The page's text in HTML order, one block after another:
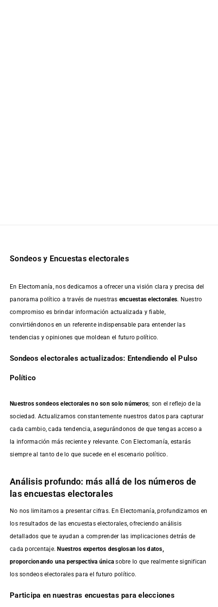
Sondeos y Encuestas electorales
En Electomanía, nos dedicamos a ofrecer una visión clara y precisa del
panorama político a través de nuestras encuestas electorales. Nuestro
compromiso es brindar información actualizada y fiable,
convirtiéndonos en un referente indispensable para entender las
tendencias y opiniones que moldean el futuro político.
Sondeos electorales actualizados: Entendiendo el Pulso
Político
Nuestros sondeos electorales no son solo números; son el reflejo de la
sociedad. Actualizamos constantemente nuestros datos para capturar
cada cambio, cada tendencia, asegurándonos de que tengas acceso a
la información más reciente y relevante. Con Electomanía, estarás
siempre al tanto de lo que sucede en el escenario político.
Análisis profundo: más allá de los números de
las encuestas electorales
No nos limitamos a presentar cifras. En Electomanía, profundizamos en
los resultados de las encuestas electorales, ofreciendo análisis
detallados que te ayudan a comprender las implicaciones detrás de
cada porcentaje.Nuestros expertos desglosan los datos,
proporcionando una perspectiva única sobre lo que realmente significan
los sondeos electorales para el futuro político.
Participa en nuestras encuestas para elecciones